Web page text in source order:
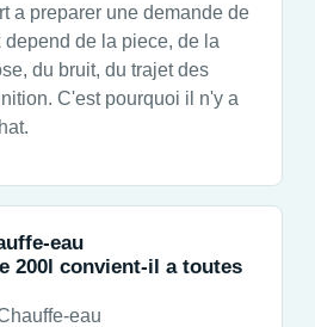
a preparer une demande de
de la piece, de la
du bruit, du trajet des
C'est pourquoi il n'y a
eau
200l convient-il a toutes
eau